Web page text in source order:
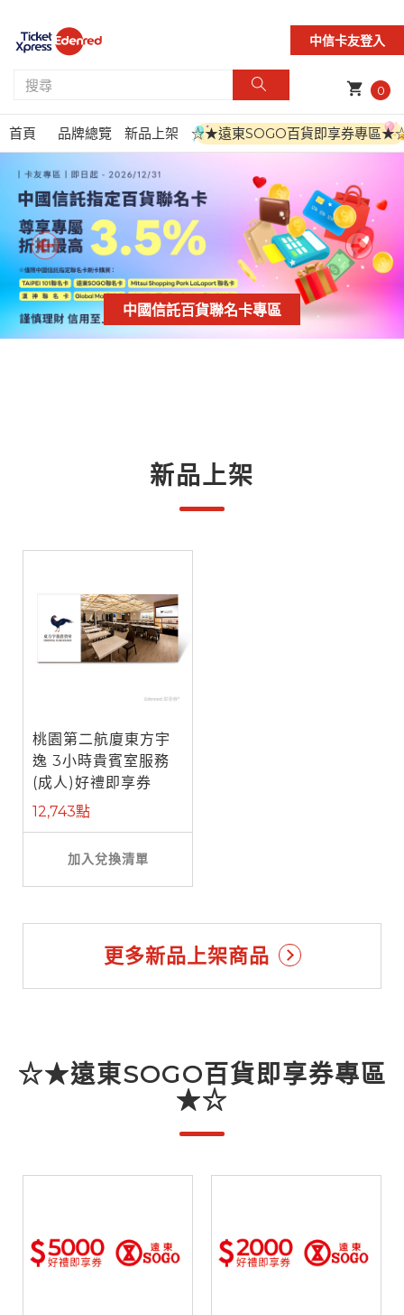
中信卡友登入
shopping_cart 0
首頁 品牌總覽 新品上架 ☆★遠東SOGO百貨即享券專區
中國信託百貨聯名卡專區
新品上架
桃園第二航廈東方宇
逸 3小時貴賓室服務
(成人)好禮即享券
12,743點
加入兌換清單
更多新品上架商品
☆★遠東SOGO百貨即享券專區
★☆